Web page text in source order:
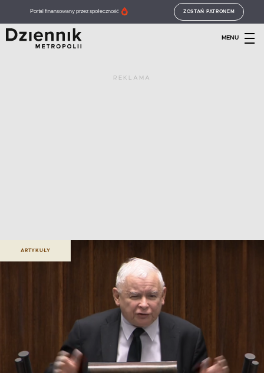
Portal finansowany przez społeczność ZOSTAŃ PATRONEM
MENU
REKLAMA
ARTYKUŁY